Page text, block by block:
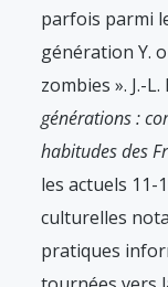
parfois parmi
génération Y.
zombies ». J.-
générations :
habitudes des
les actuels
culturelles
pratiques